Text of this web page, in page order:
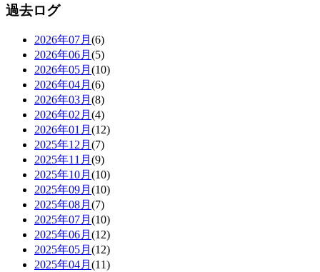
過去ログ
2026年07月 (6)
2026年06月 (5)
2026年05月 (10)
2026年04月 (6)
2026年03月 (8)
2026年02月 (4)
2026年01月 (12)
2025年12月 (7)
2025年11月 (9)
2025年10月 (10)
2025年09月 (10)
2025年08月 (7)
2025年07月 (10)
2025年06月 (12)
2025年05月 (12)
2025年04月 (11)